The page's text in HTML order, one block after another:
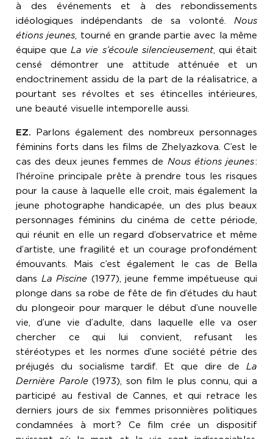
à des événements et à des rebondissements
idéologiques indépendants de sa volonté. Nous
étions jeunes, tourné en grande partie avec la même
équipe queLa vie s’écoule silencieusement, qui était
censé démontrer une attitude atténuée et un
endoctrinement assidu de la part de la réalisatrice, a
pourtant ses révoltes et ses étincelles intérieures,
une beauté visuelle intemporelle aussi.
EZ. Parlons également des nombreux personnages
féminins forts dans les films de Zhelyazkova. C’est le
cas des deux jeunes femmes de Nous étions jeunes:
l’héroïne principale prête à prendre tous les risques
pour la cause à laquelle elle croit, mais également la
jeune photographe handicapée, un des plus beaux
personnages féminins du cinéma de cette période,
qui réunit en elle un regard d’observatrice et même
d’artiste, une fragilité et un courage profondément
émouvants. Mais c’est également le cas de Bella
dans La Piscine (1977), jeune femme impétueuse qui
plonge dans sa robe de fête de fin d’études du haut
du plongeoir pour marquer le début d’une nouvelle
vie, d’une vie d’adulte, dans laquelle elle va oser
chercher ce qui lui convient, refusant les
stéréotypes et les normes d’une société pétrie des
préjugés du socialisme tardif. Et que dire de La
Dernière Parole(1973), son film le plus connu, qui a
participé au festival de Cannes, et qui retrace les
derniers jours de six femmes prisonnières politiques
condamnées à mort? Ce film crée un dispositif